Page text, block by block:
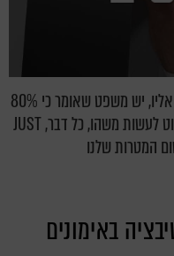
החלק הכי קשה באימון הוא פשוט לצאת אליו, יש משפט שאומר כי 80%
מהצלחה היא היציאה לפעולה- עלינו פשוט לעשות משהו, כל דבר, JUST
באימונים